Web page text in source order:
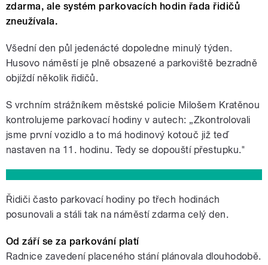
zdarma, ale systém parkovacích hodin řada řidičů
zneužívala.
Všední den půl jedenácté dopoledne minulý týden.
Husovo náměstí je plně obsazené a parkoviště bezradně
objíždí několik řidičů.
S vrchním strážníkem městské policie Milošem Kratěnou
kontrolujeme parkovací hodiny v autech: „Zkontrolovali
jsme první vozidlo a to má hodinový kotouč již teď
nastaven na 11. hodinu. Tedy se dopouští přestupku."
Řidiči často parkovací hodiny po třech hodinách
posunovali a stáli tak na náměstí zdarma celý den.
Od září se za parkování platí
Radnice zavedení placeného stání plánovala dlouhodobě.